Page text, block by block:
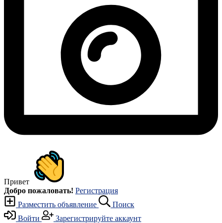
Привет
Добро пожаловать! Регистрация
Разместить объявление
Поиск
Войти
Зарегистрируйте аккаунт